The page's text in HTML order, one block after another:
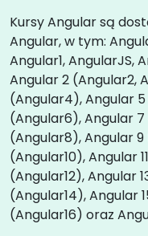
Kursy Angular są
Angular, w tym:
Angular1, AngularJS,
Angular 2 (Angular2,
(Angular4), Angular
(Angular6), Angular
(Angular8), Angular
(Angular10), Angular
(Angular12), Angular
(Angular14), Angular
(Angular16) oraz